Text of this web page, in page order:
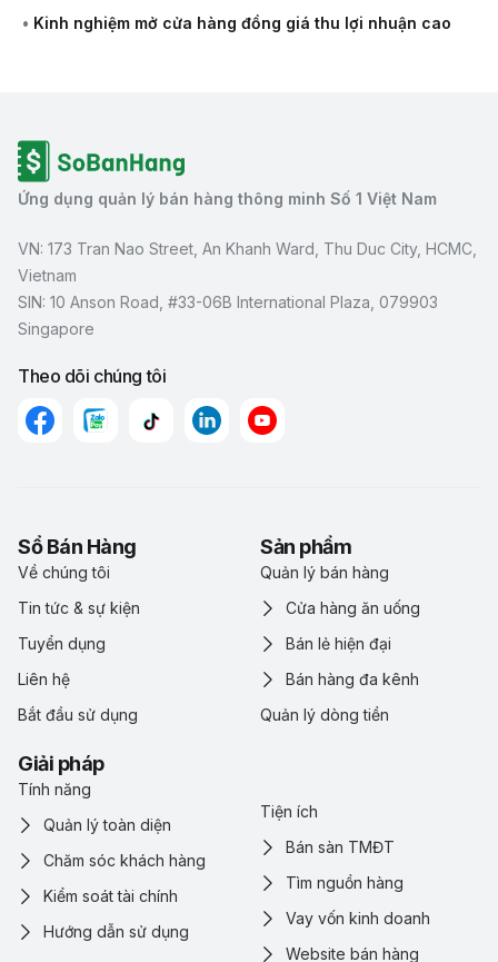
• Kinh nghiệm mở cửa hàng đồng giá thu lợi nhuận cao
Ứng dụng quản lý bán hàng thông minh Số 1 Việt Nam
VN: 173 Tran Nao Street, An Khanh Ward, Thu Duc City, HCMC,
Vietnam
SIN: 10 Anson Road, #33-06B International Plaza, 079903
Singapore
Theo dõi chúng tôi
Sổ Bán Hàng
Về chúng tôi
Tin tức & sự kiện
Tuyển dụng
Liên hệ
Bắt đầu sử dụng
Sản phẩm
Quản lý bán hàng
Cửa hàng ăn uống
Bán lẻ hiện đại
Bán hàng đa kênh
Quản lý dòng tiền
Giải pháp
Tính năng
Quản lý toàn diện
Chăm sóc khách hàng
Kiểm soát tài chính
Hướng dẫn sử dụng
Tiện ích
Bán sàn TMĐT
Tìm nguồn hàng
Vay vốn kinh doanh
Website bán hàng